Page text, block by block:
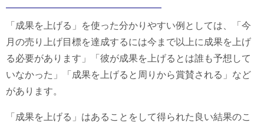
「成果を上げる」を使った分かりやすい例としては、「今
月の売り上げ目標を達成するには今まで以上に成果を上げ
る必要があります」「彼が成果を上げるとは誰も予想して
いなかった」「成果を上げると周りから賞賛される」など
があります。
「成果を上げる」はあることをして得られた良い結果のこ